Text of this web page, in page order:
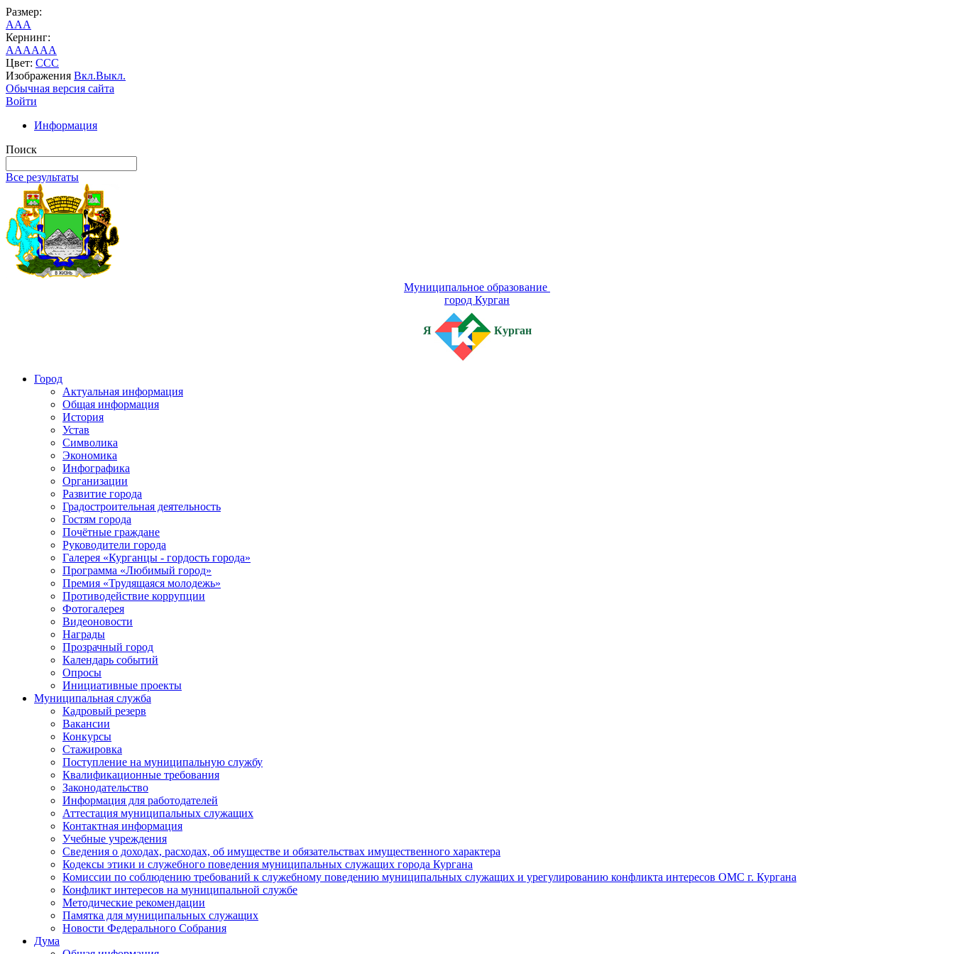
Размер:
AAA
Кернинг:
AAAAAA
Цвет: CCC
Изображения Вкл.Выкл.
Обычная версия сайта
Войти
Информация
Поиск
Все результаты
Муниципальное образование
город Курган
Я Курган
Город
Актуальная информация
Общая информация
История
Устав
Символика
Экономика
Инфографика
Организации
Развитие города
Градостроительная деятельность
Гостям города
Почётные граждане
Руководители города
Галерея «Курганцы - гордость города»
Программа «Любимый город»
Премия «Трудящаяся молодежь»
Противодействие коррупции
Фотогалерея
Видеоновости
Награды
Прозрачный город
Календарь событий
Опросы
Инициативные проекты
Муниципальная служба
Кадровый резерв
Вакансии
Конкурсы
Стажировка
Поступление на муниципальную службу
Квалификационные требования
Законодательство
Информация для работодателей
Аттестация муниципальных служащих
Контактная информация
Учебные учреждения
Сведения о доходах, расходах, об имуществе и обязательствах имущественного характера
Кодексы этики и служебного поведения муниципальных служащих города Кургана
Комиссии по соблюдению требований к служебному поведению муниципальных служащих и урегулированию конфликта интересов ОМС г. Кургана
Конфликт интересов на муниципальной службе
Методические рекомендации
Памятка для муниципальных служащих
Новости Федерального Cобрания
Дума